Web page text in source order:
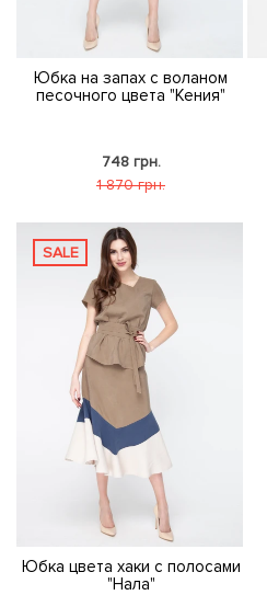
Юбка на запах с воланом
песочного цвета "Кения"
748 грн.
1 870 грн.
SALE
Юбка цвета хаки с полосами
"Нала"